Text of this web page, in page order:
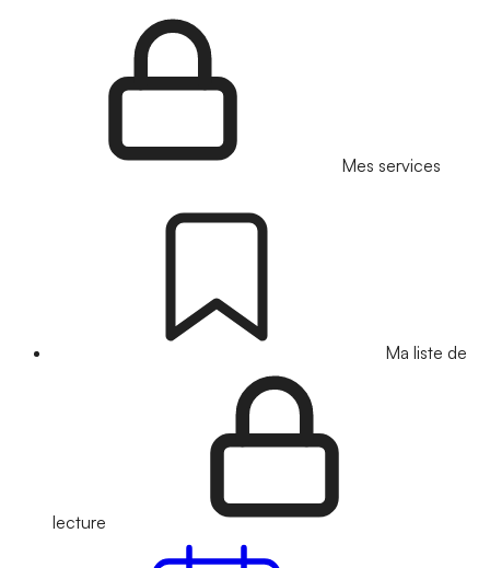
Mes services
Ma liste de
lecture